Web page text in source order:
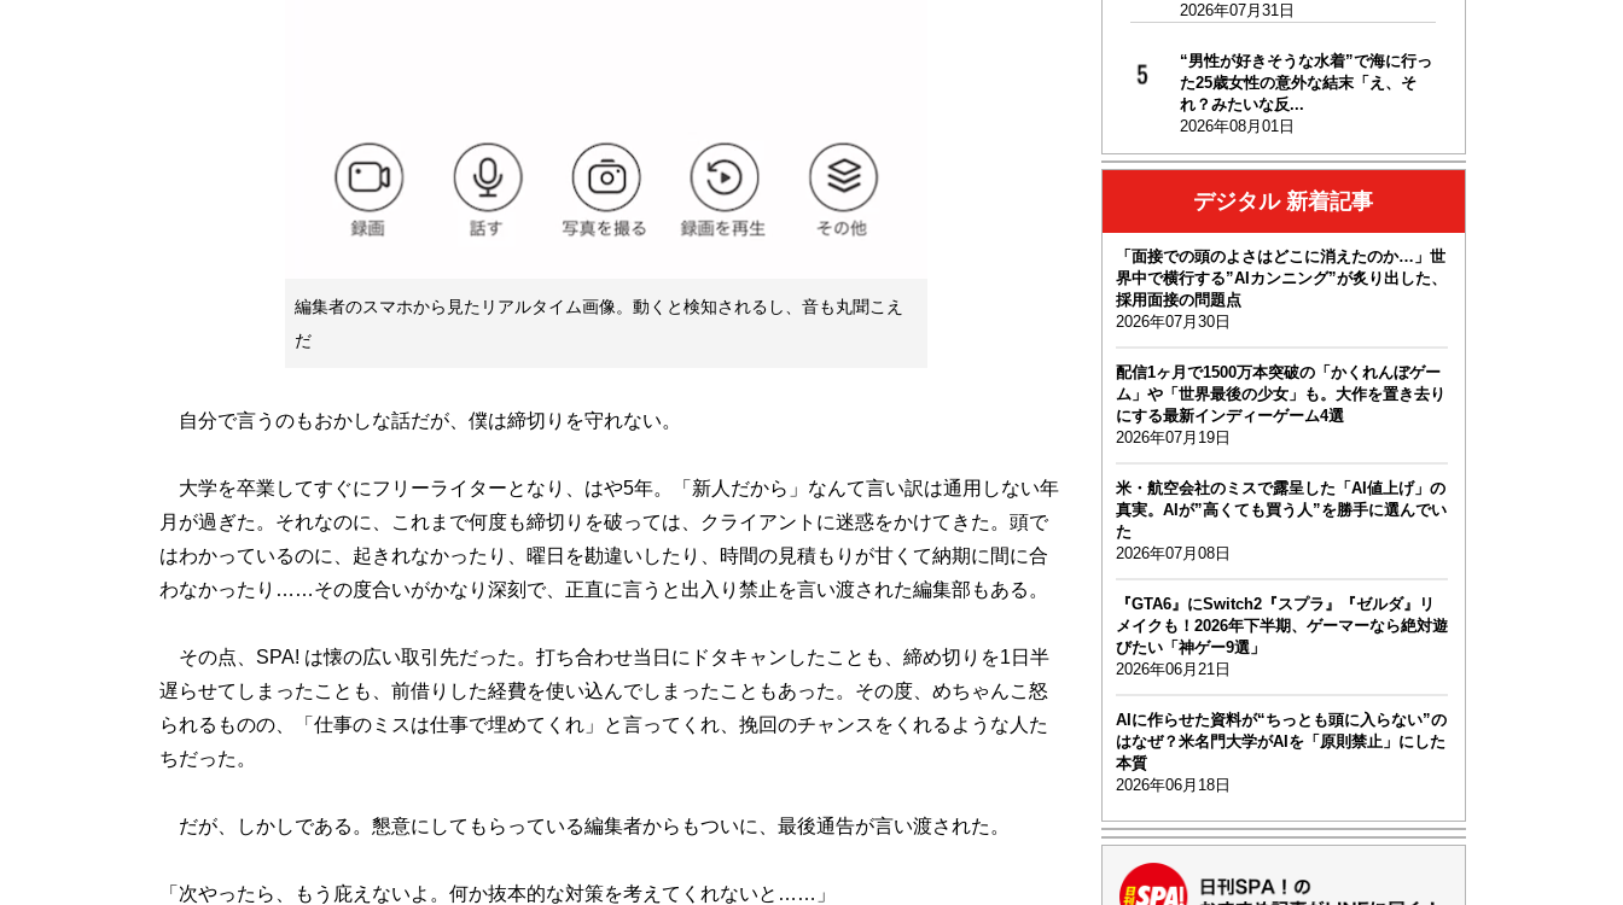
編集者のスマホから見たリアルタイム画像。動くと検知されるし、音も丸聞こえ
だ
自分で言うのもおかしな話だが、僕は締切りを守れない。
大学を卒業してすぐにフリーライターとなり、はや5年。「新人だから」なんて言い訳は通用しない年
月が過ぎた。それなのに、これまで何度も締切りを破っては、クライアントに迷惑をかけてきた。頭で
はわかっているのに、起きれなかったり、曜日を勘違いしたり、時間の見積もりが甘くて納期に間に合
わなかったり……その度合いがかなり深刻で、正直に言うと出入り禁止を言い渡された編集部もある。
その点、SPA! は懐の広い取引先だった。打ち合わせ当日にドタキャンしたことも、締め切りを1日半
遅らせてしまったことも、前借りした経費を使い込んでしまったこともあった。その度、めちゃんこ怒
られるものの、「仕事のミスは仕事で埋めてくれ」と言ってくれ、挽回のチャンスをくれるような人た
ちだった。
だが、しかしである。懇意にしてもらっている編集者からもついに、最後通告が言い渡された。
「次やったら、もう庇えないよ。何か抜本的な対策を考えてくれないと……」
2026年07月31日
“男性が好きそうな水着”で海に行っ
た25歳女性の意外な結末「え、そ
れ？みたいな反...
2026年08月01日
デジタル 新着記事
「面接での頭のよさはどこに消えたのか…」世
界中で横行する”AIカンニング”が炙り出した、
採用面接の問題点
2026年07月30日
配信1ヶ月で1500万本突破の「かくれんぼゲー
ム」や「世界最後の少女」も。大作を置き去り
にする最新インディーゲーム4選
2026年07月19日
米・航空会社のミスで露呈した「AI値上げ」の
真実。AIが”高くても買う人”を勝手に選んでい
た
2026年07月08日
『GTA6』にSwitch2『スプラ』『ゼルダ』リ
メイクも！2026年下半期、ゲーマーなら絶対遊
びたい「神ゲー9選」
2026年06月21日
AIに作らせた資料が“ちっとも頭に入らない”の
はなぜ？米名門大学がAIを「原則禁止」にした
本質
2026年06月18日